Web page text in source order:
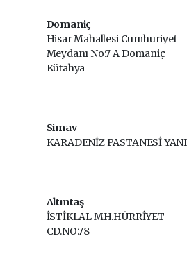
Domaniç
Hisar Mahallesi Cumhuriyet
Meydanı No:7 A Domaniç
Kütahya
Simav
KARADENİZ PASTANESİ YANI
Altıntaş
İSTİKLAL MH.HÜRRİYET
CD.NO:78